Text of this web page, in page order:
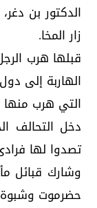
الدكتور بن
زار المخا.
قبلها هرب
الهاربة إلى
التي هرب
دخل التحالف
تصدوا لها
وشارك قبائل
حضرموت